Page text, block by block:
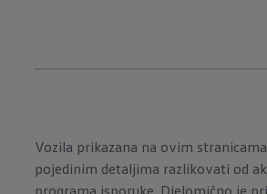
Vozila prikazana na ovim
pojedinim detaljima razlikovati od
programa isporuke. Djelomično je